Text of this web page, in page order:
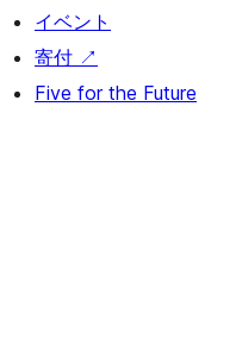
イベント
寄付 ↗
Five for the Future